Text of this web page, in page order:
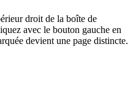
droit de la boîte de
avec le bouton gauche en
devient une page distincte.